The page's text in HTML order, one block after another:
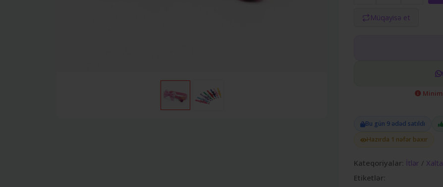
Müqayisə et
Bu gün 9 ədəd satıldı
Hazırda 1 nəfər baxır
Kateqoriyalar: İtlər /
Etiketlər: